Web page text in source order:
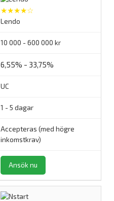
★★★★☆
Lendo
10 000 - 600 000 kr
6,55% - 33,75%
UC
1 - 5 dagar
Accepteras (med högre
inkomstkrav)
Ansök nu